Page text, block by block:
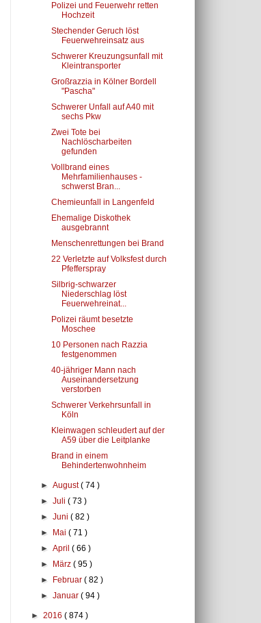
Polizei und Feuerwehr retten
Hochzeit
Stechender Geruch löst
Feuerwehreinsatz aus
Schwerer Kreuzungsunfall mit
Kleintransporter
Großrazzia in Kölner Bordell
"Pascha"
Schwerer Unfall auf A40 mit
sechs Pkw
Zwei Tote bei
Nachlöscharbeiten
gefunden
Vollbrand eines
Mehrfamilienhauses -
schwerst Bran...
Chemieunfall in Langenfeld
Ehemalige Diskothek
ausgebrannt
Menschenrettungen bei Brand
22 Verletzte auf Volksfest durch
Pfefferspray
Silbrig-schwarzer
Niederschlag löst
Feuerwehreinat...
Polizei räumt besetzte
Moschee
10 Personen nach Razzia
festgenommen
40-jähriger Mann nach
Auseinandersetzung
verstorben
Schwerer Verkehrsunfall in
Köln
Kleinwagen schleudert auf der
A59 über die Leitplanke
Brand in einem
Behindertenwohnheim
►August( 74 )
►Juli( 73 )
►Juni( 82 )
►
Mai( 71 )
►April( 66 )
►
März( 95 )
►
Februar( 82 )
►Januar( 94 )
► 2016 ( 874 )